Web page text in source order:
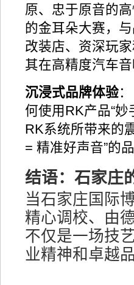
原、忠于原音的
的金耳朵大赛，
改装店、资深玩
其在高精度汽车
沉浸式品牌体验
何使用RK产品“
RK系统所带来的
= 精准好声音”的
结语：石家庄
当石家庄国际
精心调校、由
不仅是一场技
业精神和卓越